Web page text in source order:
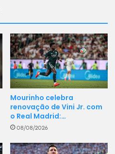
Mourinho celebra
renovação de Vini Jr. com
o Real Madrid:…
08/08/2026